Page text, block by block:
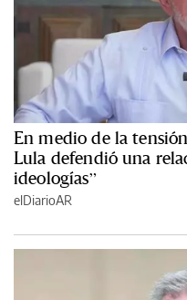
En medio de la
Lula defendió una
ideologías”
elDiarioAR